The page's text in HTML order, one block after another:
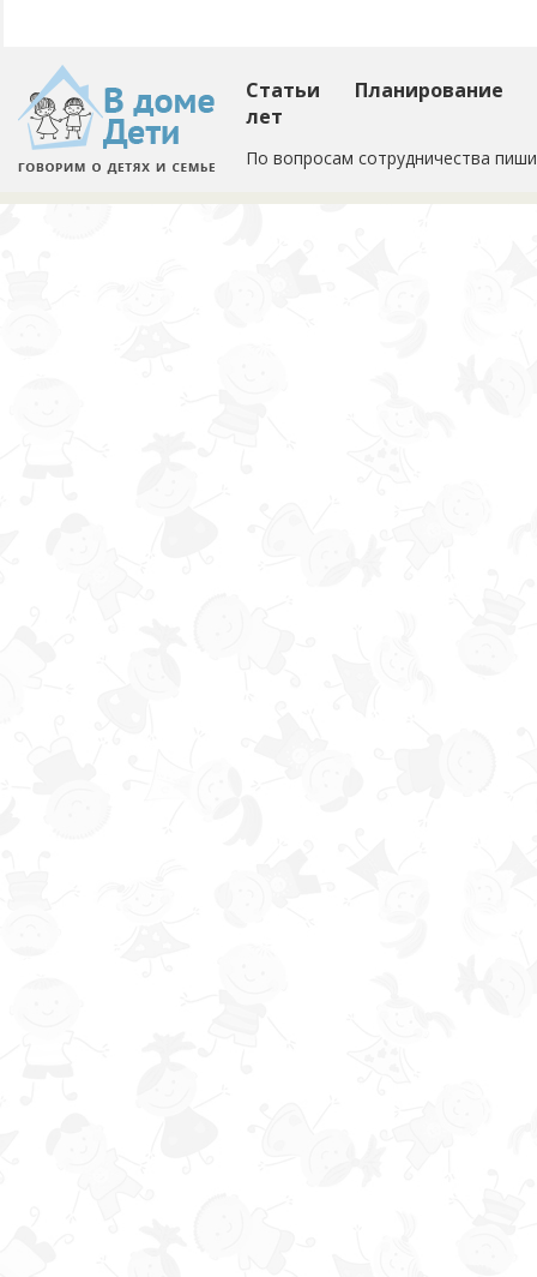
Статьи
Планирование
лет
По вопросам сотрудничества